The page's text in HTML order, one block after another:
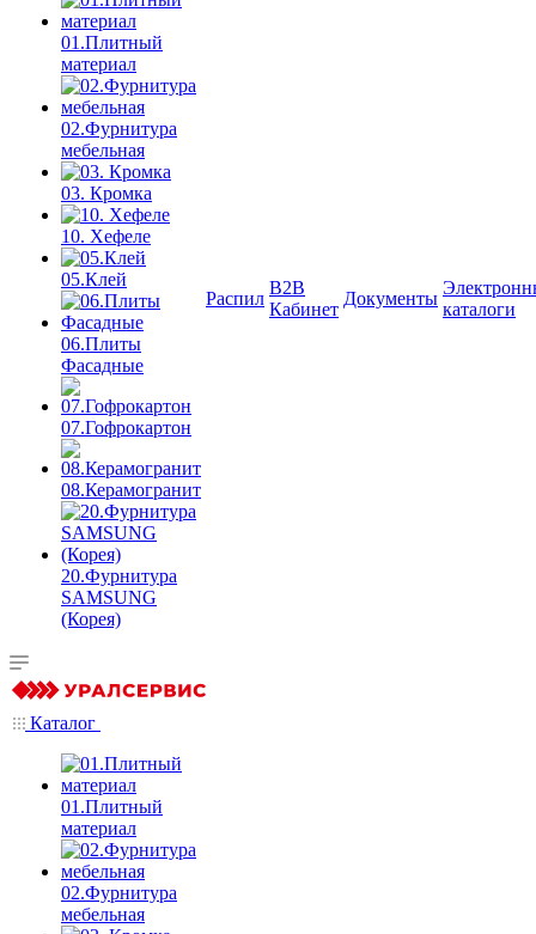
01.Плитный
материал
02.Фурнитура
мебельная
03. Кромка
10. Хефеле
05.Клей
06.Плиты
Фасадные
07.Гофрокартон
08.Керамогранит
20.Фурнитура
SAMSUNG
(Корея)
Распил
B2B
Кабинет
Документы
каталоги
Каталог
01.Плитный
материал
02.Фурнитура
мебельная